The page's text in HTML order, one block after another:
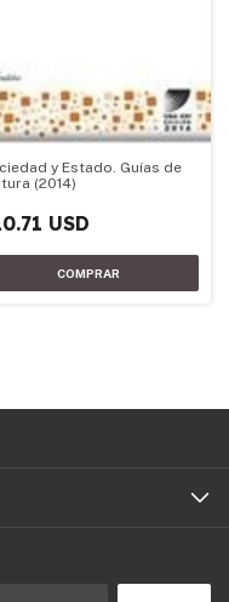
y Estado. Guías de
(2014)
USD